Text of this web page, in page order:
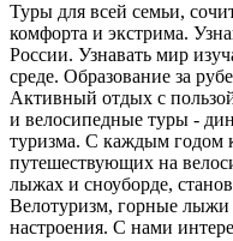
Туры для всей семьи,
комфорта и экстрима.
России. Узнавать мир
среде. Образование за
Активный отдых с
и велосипедные туры -
туризма. С каждым годом
путешествующих на
лыжах и сноуборде,
Велотуризм, горные лыжи
настроения. С нами